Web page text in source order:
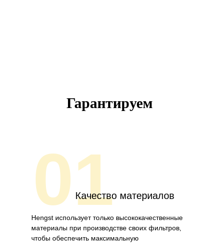
Гарантируем
01Качество материалов
Hengst использует только высококачественные
материалы при производстве своих фильтров,
чтобы обеспечить максимальную